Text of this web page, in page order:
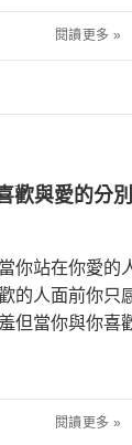
歡與愛的分別
你站在你愛的
的人面前你只
但當你與你喜